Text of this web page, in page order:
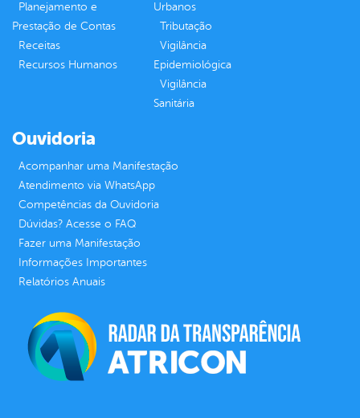
Planejamento e
Prestação de Contas
Receitas
Recursos Humanos
Urbanos
Tributação
Vigilância
Epidemiológica
Vigilância
Sanitária
Ouvidoria
Acompanhar uma Manifestação
Atendimento via WhatsApp
Competências da Ouvidoria
Dúvidas? Acesse o FAQ
Fazer uma Manifestação
Informações Importantes
Relatórios Anuais